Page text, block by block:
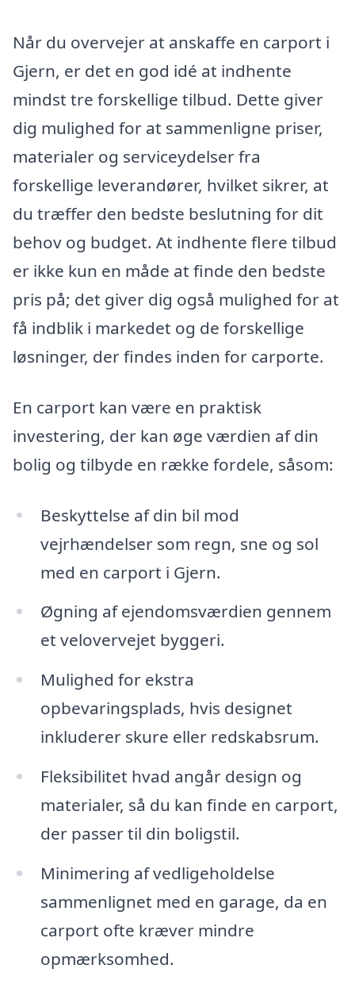
Når du overvejer at anskaffe en carport i
Gjern, er det en god idé at indhente
mindst tre forskellige tilbud. Dette giver
dig mulighed for at sammenligne priser,
materialer og serviceydelser fra
forskellige leverandører, hvilket sikrer, at
du træffer den bedste beslutning for dit
behov og budget. At indhente flere tilbud
er ikke kun en måde at finde den bedste
pris på; det giver dig også mulighed for at
få indblik i markedet og de forskellige
løsninger, der findes inden for carporte.
En carport kan være en praktisk
investering, der kan øge værdien af din
bolig og tilbyde en række fordele, såsom:
Beskyttelse af din bil mod
vejrhændelser som regn, sne og sol
med en carport i Gjern.
Øgning af ejendomsværdien gennem
et velovervejet byggeri.
Mulighed for ekstra
opbevaringsplads, hvis designet
inkluderer skure eller redskabsrum.
Fleksibilitet hvad angår design og
materialer, så du kan finde en carport,
der passer til din boligstil.
Minimering af vedligeholdelse
sammenlignet med en garage, da en
carport ofte kræver mindre
opmærksomhed.